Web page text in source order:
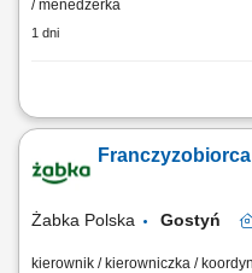
/ menedżerka
1 dni
Główne zadania: Prowadzenie
obsługi. Monitorowanie stanów
Dostosowywanie asortymentu
Żabka Polska Gostyń
kierownik / kierowniczka /